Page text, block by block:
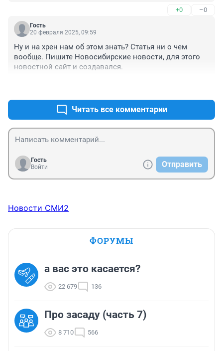
+0 –0
Гость
20 февраля 2025, 09:59
Ну и на хрен нам об этом знать? Статья ни о чем
вообще. Пишите Новосибирские новости, для этого
новостной сайт и создавался.
Читать все комментарии
Гость
Войти
Отправить
Новости СМИ2
ФОРУМЫ
а вас это касается?
22 679 136
Про засаду (часть 7)
8 710 566